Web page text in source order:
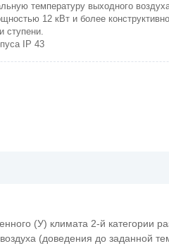
температуру выходного
12 кВт и более
ступени.
IP 43
(У) климата 2-й категории
(доведения до заданной